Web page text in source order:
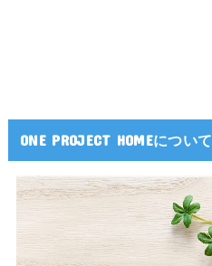
ONE PROJECT HOMEについて